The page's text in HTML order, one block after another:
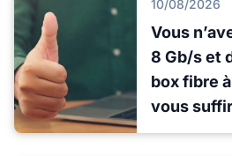
10/08/2026
Vous
8 Gb/s et
box fibre
vous